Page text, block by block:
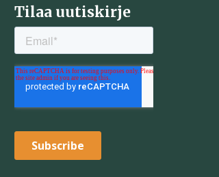
Tilaa uutiskirje